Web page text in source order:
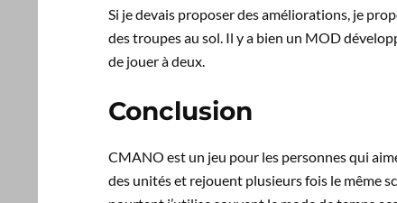
Si je devais proposer des améliorations, je
des troupes au sol. Il y a bien un MOD
de jouer à deux.
Conclusion
CMANO est un jeu pour les personnes qui
des unités et rejouent plusieurs fois le même